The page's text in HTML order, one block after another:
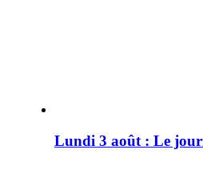
Lundi 3 août : Le